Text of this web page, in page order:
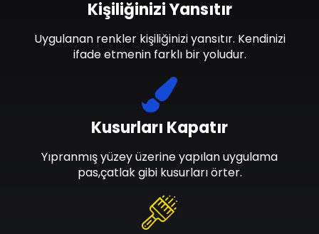
Kusurları Kapatır
Yıpranmış yüzey üzerine yapılan uygulama
pas,çatlak gibi kusurları örter.
Kişiliğinizi Yansıtır
Uygulanan renkler kişiliğinizi yansıtır. Kendinizi
ifade etmenin farklı bir yoludur.